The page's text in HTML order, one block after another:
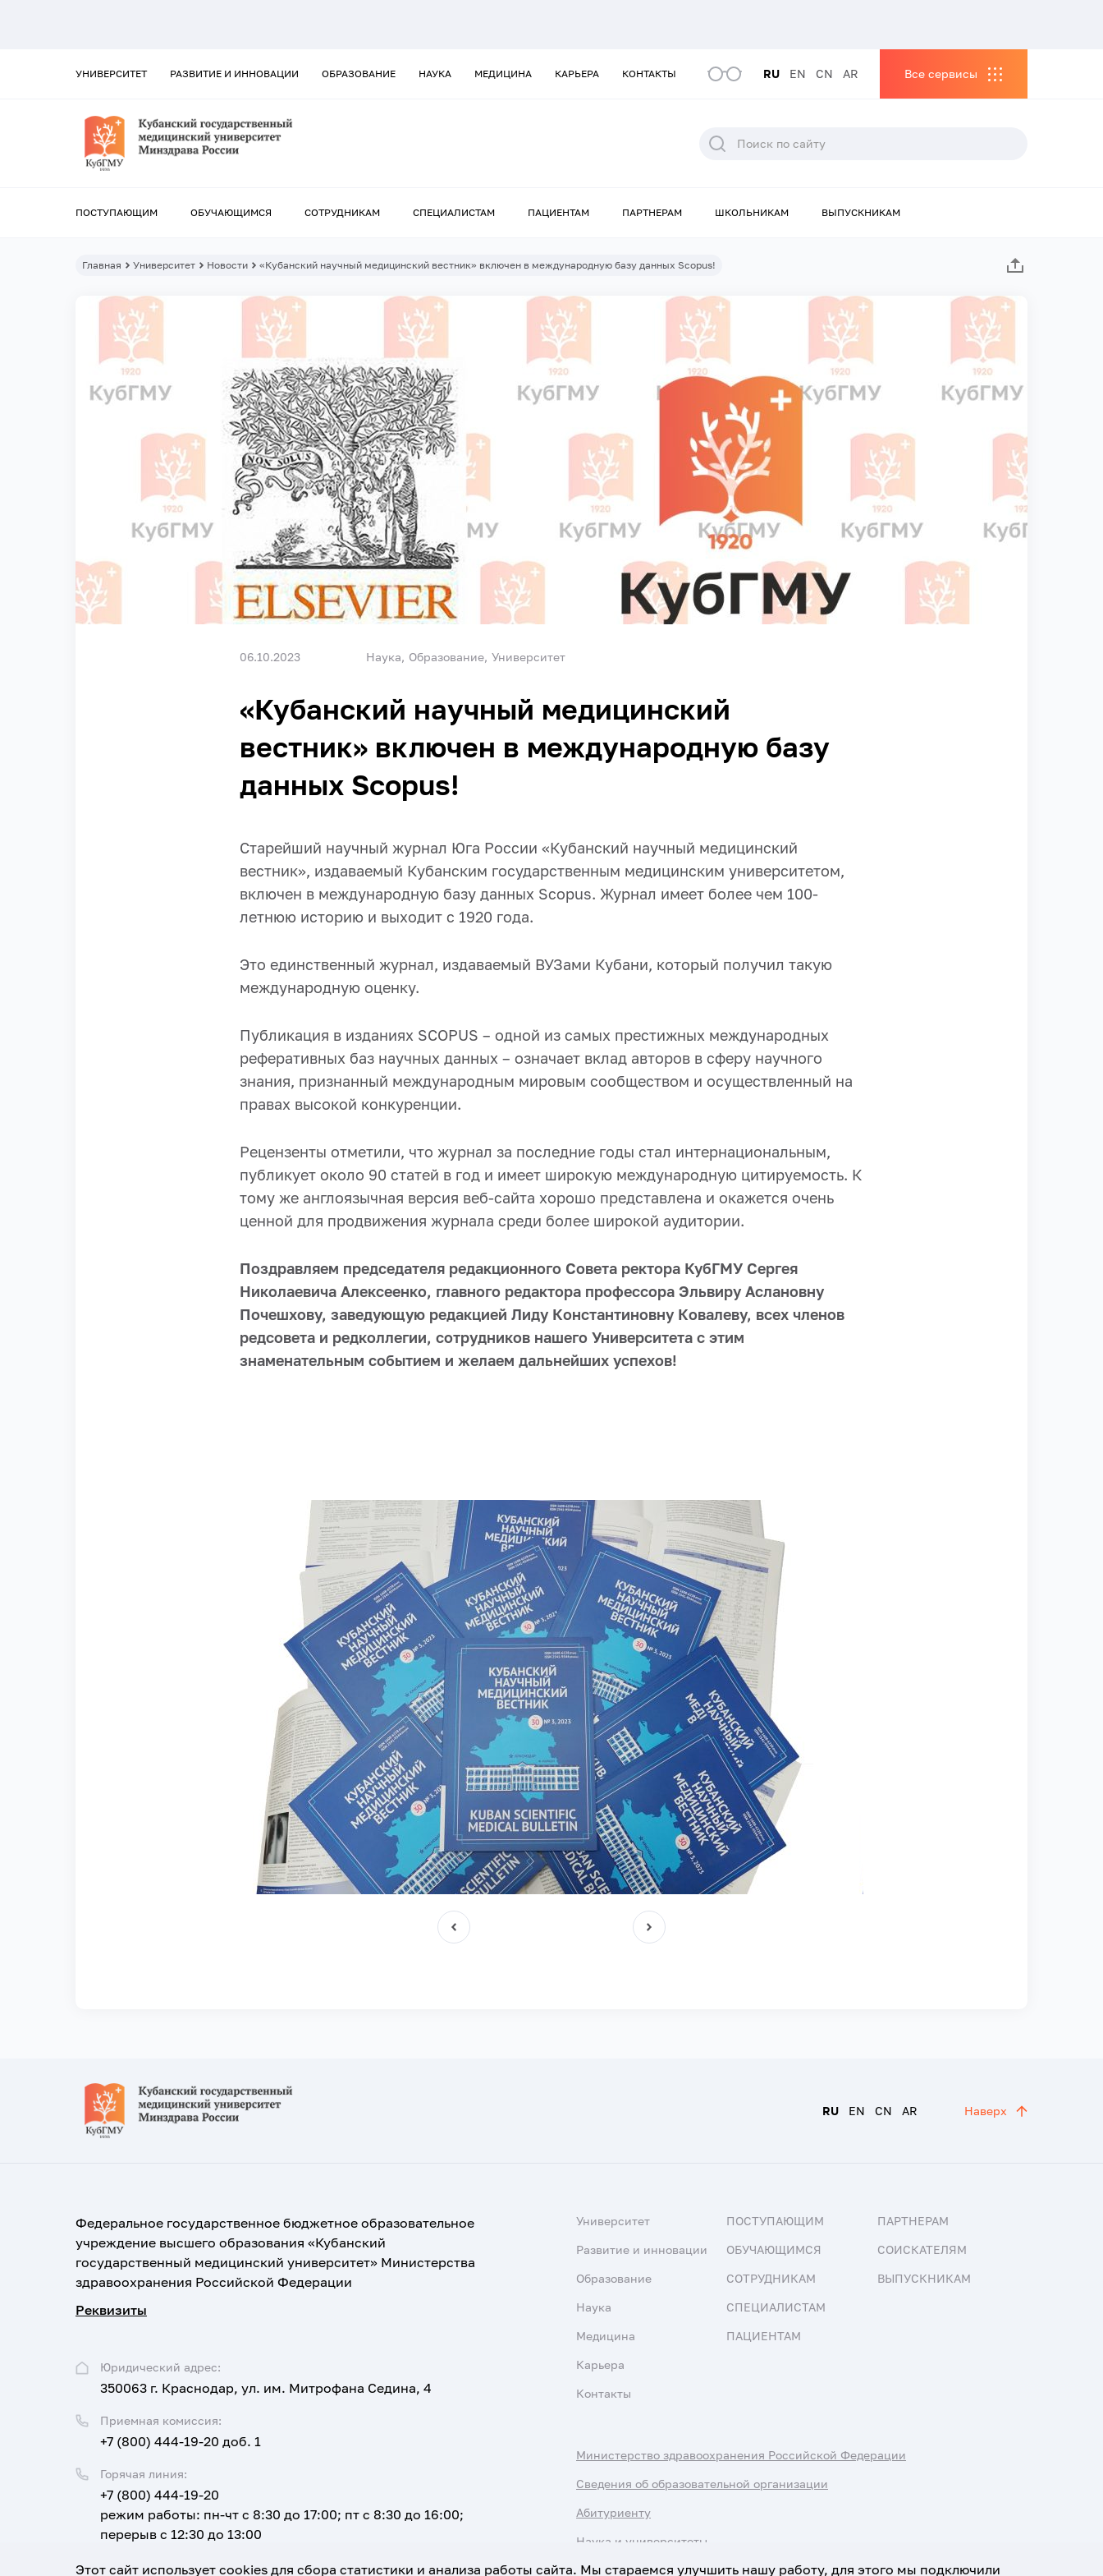
УНИВЕРСИТЕТ РАЗВИТИЕ И ИННОВАЦИИ ОБРАЗОВАНИЕ НАУКА МЕДИЦИНА КАРЬЕРА КОНТАКТЫ RU EN CN AR Все сервисы
ПОСТУПАЮЩИМ ОБУЧАЮЩИМСЯ СОТРУДНИКАМ СПЕЦИАЛИСТАМ ПАЦИЕНТАМ ПАРТНЕРАМ ШКОЛЬНИКАМ ВЫПУСКНИКАМ
Главная Университет Новости «Кубанский научный медицинский вестник» включен в международную базу данных Scopus!
06.10.2023 Наука Образование Университет
«Кубанский научный медицинский
вестник» включен в международную базу
данных Scopus!
Старейший научный журнал Юга России «Кубанский научный медицинский
вестник», издаваемый Кубанским государственным медицинским университетом,
включен в международную базу данных Scopus. Журнал имеет более чем 100-
летнюю историю и выходит с 1920 года.
Это единственный журнал, издаваемый ВУЗами Кубани, который получил такую
международную оценку.
Публикация в изданиях SCOPUS – одной из самых престижных международных
реферативных баз научных данных – означает вклад авторов в сферу научного
знания, признанный международным мировым сообществом и осуществленный на
правах высокой конкуренции.
Рецензенты отметили, что журнал за последние годы стал интернациональным,
публикует около 90 статей в год и имеет широкую международную цитируемость. К
тому же англоязычная версия веб-сайта хорошо представлена и окажется очень
ценной для продвижения журнала среди более широкой аудитории.
Поздравляем председателя редакционного Совета ректора КубГМУ Сергея
Николаевича Алексеенко, главного редактора профессора Эльвиру Аслановну
Почешхову, заведующую редакцией Лиду Константиновну Ковалеву, всех членов
редсовета и редколлегии, сотрудников нашего Университета с этим
знаменательным событием и желаем дальнейших успехов!
RU EN CN AR Наверх
Федеральное государственное бюджетное образовательное
учреждение высшего образования «Кубанский
государственный медицинский университет» Министерства
здравоохранения Российской Федерации
Реквизиты
Юридический адрес:
350063 г. Краснодар, ул. им. Митрофана Седина, 4
Приемная комиссия:
+7 (800) 444-19-20 доб. 1
Горячая линия:
+7 (800) 444-19-20
режим работы: пн-чт с 8:30 до 17:00; пт с 8:30 до 16:00;
перерыв с 12:30 до 13:00
Email:
Университет
Развитие и инновации
Образование
Наука
Медицина
Карьера
Контакты
ПОСТУПАЮЩИМ
ОБУЧАЮЩИМСЯ
СОТРУДНИКАМ
СПЕЦИАЛИСТАМ
ПАЦИЕНТАМ
ПАРТНЕРАМ
СОИСКАТЕЛЯМ
ВЫПУСКНИКАМ
Министерство здравоохранения Российской Федерации
Сведения об образовательной организации
Абитуриенту
Наука и университеты
Этот сайт использует cookies для сбора статистики и анализа работы сайта. Мы стараемся улучшить нашу работу, для этого мы подключили